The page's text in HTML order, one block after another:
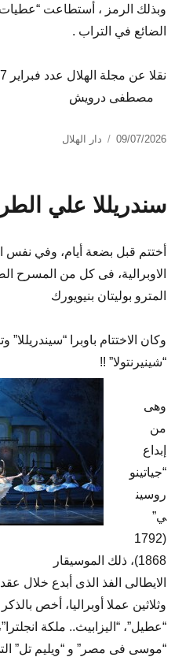
وبذلك الرمز ، أستطاعت
الضائع في التراب .
نقلا عن مجلة الهلال عدد فبراير 1997
مصطفى درويش
نُشرت
09/07/2026 التصنيفات
دار الهلال
سندريللا علي
أختتم قبل بضعة أيام، وفي
الاوبرالية، فى كل من المسرح
المترو بوليتان بنيويورك
وكان الاختتام باوبرا “سيندريللا”
“شينيرنتولا” !!
وهى
من
إبداع
“جياتينو
روسين
ي”
(1792
1868)، ذلك الموسيقار
الايطالى الفذ الذى أبدع خلال
وثلاثين عملا أوبراليا، أخص
“عطيل”، “اليزابيث.. ملكة
“موسى فى مصر” و “ويليم تل”